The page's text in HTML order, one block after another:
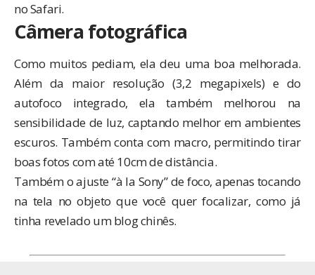
no Safari.
Câmera fotográfica
Como muitos pediam, ela deu uma boa melhorada.
Além da maior resolução (3,2 megapixels) e do
autofoco integrado, ela também melhorou na
sensibilidade de luz, captando melhor em ambientes
escuros. Também conta com macro, permitindo tirar
boas fotos com até 10cm de distância.
Também o ajuste “à la Sony” de foco, apenas tocando
na tela no objeto que você quer focalizar, como já
tinha revelado umblog chinês.